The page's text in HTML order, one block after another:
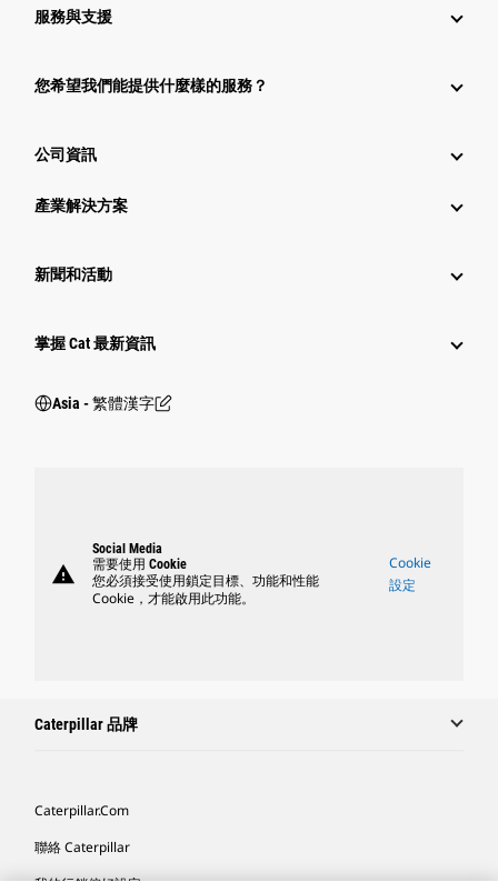
服務與支援
您希望我們能提供什麼樣的服務？
公司資訊
產業解決方案
新聞和活動
掌握 Cat 最新資訊
Asia - 繁體漢字
warning
Social Media
需要使用 Cookie
您必須接受使用鎖定目標、功能和性能
Cookie，才能啟用此功能。
Cookie
設定
Caterpillar 品牌
Caterpillar.com
聯絡 Caterpillar